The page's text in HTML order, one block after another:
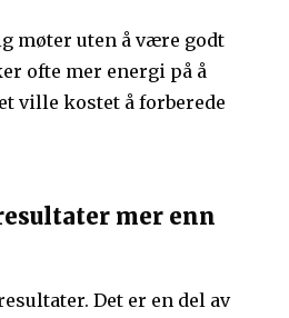
møter uten å være godt
ofte mer energi på å
ville kostet å forberede
mer enn
Det er en del av